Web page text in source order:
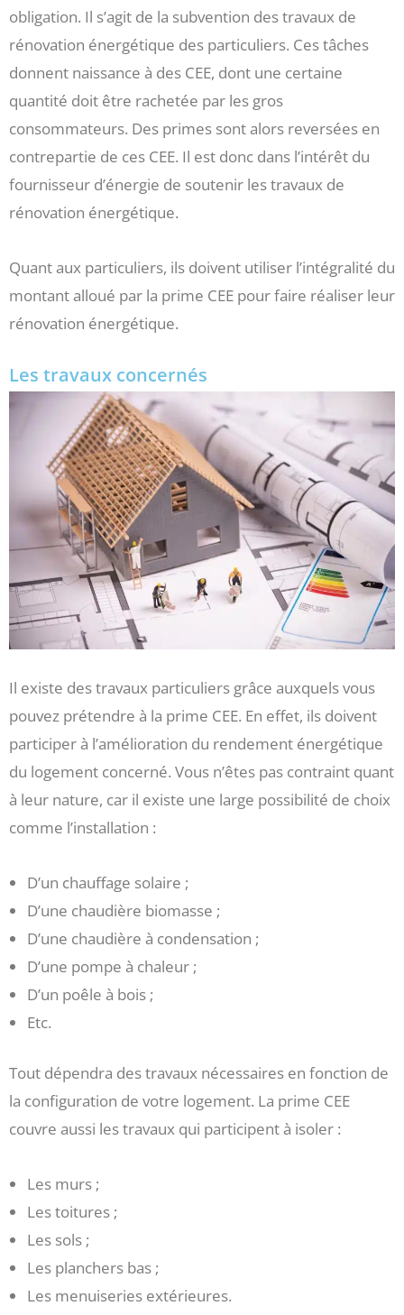
obligation. Il s’agit de la subvention des travaux de
rénovation énergétique des particuliers. Ces tâches
donnent naissance à des CEE, dont une certaine
quantité doit être rachetée par les gros
consommateurs. Des primes sont alors reversées en
contrepartie de ces CEE. Il est donc dans l’intérêt du
fournisseur d’énergie de soutenir les travaux de
rénovation énergétique.
Quant aux particuliers, ils doivent utiliser l’intégralité du
montant alloué par la prime CEE pour faire réaliser leur
rénovation énergétique.
Les travaux concernés
Il existe des travaux particuliers grâce auxquels vous
pouvez prétendre à la prime CEE. En effet, ils doivent
participer à l’amélioration du rendement énergétique
du logement concerné. Vous n’êtes pas contraint quant
à leur nature, car il existe une large possibilité de choix
comme l’installation :
D’un chauffage solaire ;
D’une chaudière biomasse ;
D’une chaudière à condensation ;
D’une pompe à chaleur ;
D’un poêle à bois ;
Etc.
Tout dépendra des travaux nécessaires en fonction de
la configuration de votre logement. La prime CEE
couvre aussi les travaux qui participent à isoler :
Les murs ;
Les toitures ;
Les sols ;
Les planchers bas ;
Les menuiseries extérieures.